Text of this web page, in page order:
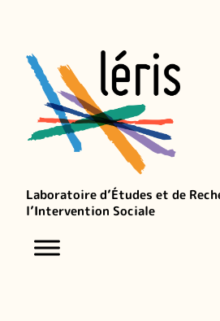
Laboratoire d’Études et de
l’Intervention Sociale